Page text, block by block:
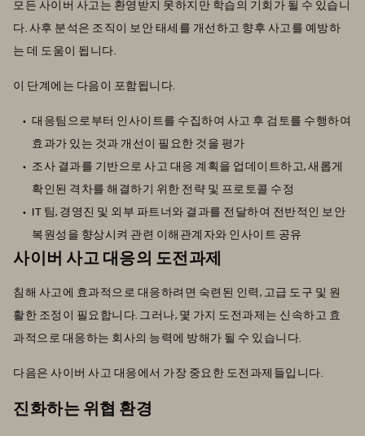
모든 사이버 사고는 환영받지 못하지만 학습의 기회가 될 수 있습니
다. 사후 분석은 조직이 보안 태세를 개선하고 향후 사고를 예방하
는 데 도움이 됩니다.
이 단계에는 다음이 포함됩니다.
대응팀으로부터 인사이트를 수집하여 사고 후 검토를 수행하여
효과가 있는 것과 개선이 필요한 것을 평가
조사 결과를 기반으로 사고 대응 계획을 업데이트하고, 새롭게
확인된 격차를 해결하기 위한 전략 및 프로토콜 수정
IT 팀, 경영진 및 외부 파트너와 결과를 전달하여 전반적인 보안
복원성을 향상시켜 관련 이해관계자와 인사이트 공유
사이버 사고 대응의 도전과제
침해 사고에 효과적으로 대응하려면 숙련된 인력, 고급 도구 및 원
활한 조정이 필요합니다. 그러나, 몇 가지 도전과제는 신속하고 효
과적으로 대응하는 회사의 능력에 방해가 될 수 있습니다.
다음은 사이버 사고 대응에서 가장 중요한 도전과제들입니다.
진화하는 위협 환경